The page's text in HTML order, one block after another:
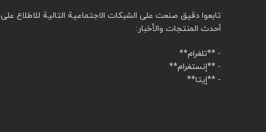
تابعوا دقيق صنعت على الشبكات الاجتماعية التالية للاطلاع على
أحدث المنتجات والأخبار:
- **تلغرام**
- **إنستغرام**
- **إيتا**